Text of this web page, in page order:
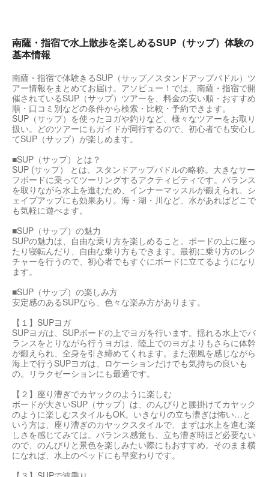
南薩・指宿で水上散歩を楽しめるSUP（サップ）体験の
基本情報
南薩・指宿で体験きるSUP（サップ／スタンドアップパドル）ツ
アー情報をまとめてお届け。アソビュー！では、南薩・指宿で開
催されているSUP（サップ）ツアーを、料金の安い順・おすすめ
順・口コミ別などの条件から検索・比較・予約できます。
SUP（サップ）を使ったヨガや釣りなど、様々なツアーをお取り
扱い。どのツアーにもガイドが同行するので、初心者でも安心し
てSUP（サップ）が楽しめます。
■SUP（サップ）とは？
SUP (サップ） とは、スタンドアップパドルの略称。大きなサー
フボードに乗ってツーリングするアクティビティです。バランス
を取りながら水上を進むため、インナーマッスルが鍛えられ、シ
ェイプアップにも効果あり。海・湖・川など、水があればどこで
も気軽に遊べます。
■SUP（サップ）の魅力
SUPの魅力は、自由な乗り方を楽しめること。ボードの上に座っ
たり寝転んだり、自由な乗り方もできます。最初に乗り方のレク
チャーを行うので、初心者でもすぐにボードに立てるようになり
ます。
■SUP（サップ）の楽しみ方
安定感のあるSUPなら、色々な楽み方があります。
【１】SUPヨガ
SUPヨガは、SUPボードの上でヨガを行います。揺れる水上でバ
ランスをとりながら行うヨガは、陸上でのヨガよりもさらに体幹
が鍛えられ、全身を引き締めてくれます。また潮風を感じながら
海上で行うSUPヨガは、ロケーションだけでも気持ちの良いも
の。リラクゼーションにも最適です。
【２】座り漕ぎでカヤックのように楽しむ
ボードが大きいSUP（サップ）は、のんびりと腰掛けてカヤック
のように楽しむスタイルもOK。いきなりの立ち漕ぎは怖い…と
いう方は、座り漕ぎのカヤックスタイルで、まずは水上を進む楽
しさを感じてみては。バランス感覚も、立ち漕ぎ時ほど必要ない
ので、のんびりと景色を楽しみたい際にもおすすめ。そのまま横
になれば、水上のベッドにも早変わりです。